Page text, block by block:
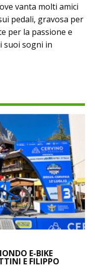
vanta molti amici
pedali, gravosa per
per la passione e
suoi sogni in
E-BIKE
E FILIPPO